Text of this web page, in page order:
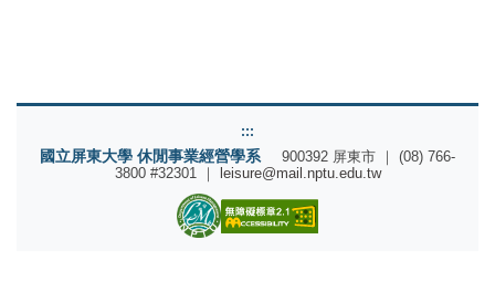
:::
國立屏東大學 休閒事業經營學系
900392 屏東市 ｜ (08) 766-
3800 #32301 ｜
leisure@mail.nptu.edu.tw